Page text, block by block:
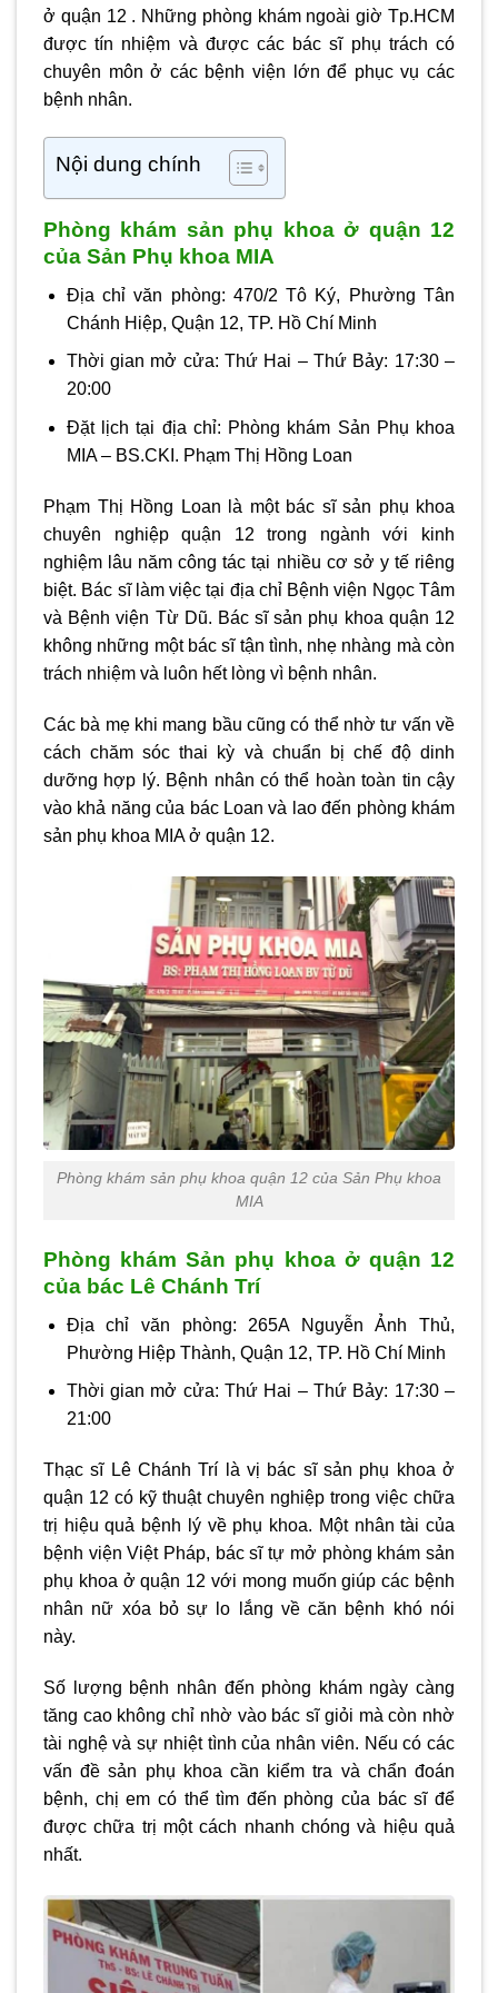
ở quận 12 . Những phòng khám ngoài giờ Tp.HCM
được tín nhiệm và được các bác sĩ phụ trách có
chuyên môn ở các bệnh viện lớn để phục vụ các
bệnh nhân.
Nội dung chính
Phòng khám sản phụ khoa ở quận 12
của Sản Phụ khoa MIA
Địa chỉ văn phòng: 470/2 Tô Ký, Phường Tân
Chánh Hiệp, Quận 12, TP. Hồ Chí Minh
Thời gian mở cửa: Thứ Hai – Thứ Bảy: 17:30 –
20:00
Đặt lịch tại địa chỉ: Phòng khám Sản Phụ khoa
MIA – BS.CKI. Phạm Thị Hồng Loan
Phạm Thị Hồng Loan là một bác sĩ sản phụ khoa
chuyên nghiệp quận 12 trong ngành với kinh
nghiệm lâu năm công tác tại nhiều cơ sở y tế riêng
biệt. Bác sĩ làm việc tại địa chỉ Bệnh viện Ngọc Tâm
và Bệnh viện Từ Dũ. Bác sĩ sản phụ khoa quận 12
không những một bác sĩ tận tình, nhẹ nhàng mà còn
trách nhiệm và luôn hết lòng vì bệnh nhân.
Các bà mẹ khi mang bầu cũng có thể nhờ tư vấn về
cách chăm sóc thai kỳ và chuẩn bị chế độ dinh
dưỡng hợp lý. Bệnh nhân có thể hoàn toàn tin cậy
vào khả năng của bác Loan và lao đến phòng khám
sản phụ khoa MIA ở quận 12.
Phòng khám sản phụ khoa quận 12 của Sản Phụ khoa
MIA
Phòng khám Sản phụ khoa ở quận 12
của bác Lê Chánh Trí
Địa chỉ văn phòng: 265A Nguyễn Ảnh Thủ,
Phường Hiệp Thành, Quận 12, TP. Hồ Chí Minh
Thời gian mở cửa: Thứ Hai – Thứ Bảy: 17:30 –
21:00
Thạc sĩ Lê Chánh Trí là vị bác sĩ sản phụ khoa ở
quận 12 có kỹ thuật chuyên nghiệp trong việc chữa
trị hiệu quả bệnh lý về phụ khoa. Một nhân tài của
bệnh viện Việt Pháp, bác sĩ tự mở phòng khám sản
phụ khoa ở quận 12 với mong muốn giúp các bệnh
nhân nữ xóa bỏ sự lo lắng về căn bệnh khó nói
này.
Số lượng bệnh nhân đến phòng khám ngày càng
tăng cao không chỉ nhờ vào bác sĩ giỏi mà còn nhờ
tài nghệ và sự nhiệt tình của nhân viên. Nếu có các
vấn đề sản phụ khoa cần kiểm tra và chẩn đoán
bệnh, chị em có thể tìm đến phòng của bác sĩ để
được chữa trị một cách nhanh chóng và hiệu quả
nhất.